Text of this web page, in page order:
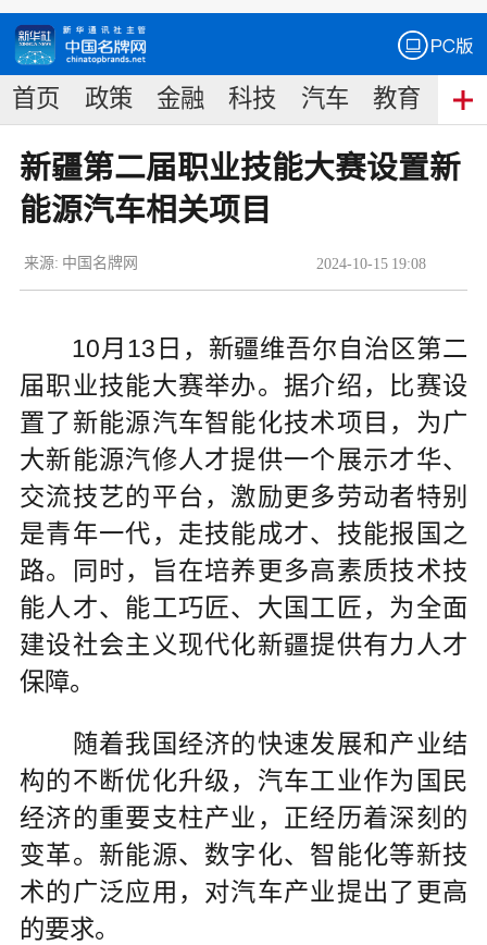
首页 政策 金融 科技 汽车 教育 食
新疆第二届职业技能大赛设置新
能源汽车相关项目
2024-10-15 19:08
来源: 中国名牌网
10月13日，新疆维吾尔自治区第二
届职业技能大赛举办。据介绍，比赛设
置了新能源汽车智能化技术项目，为广
大新能源汽修人才提供一个展示才华、
交流技艺的平台，激励更多劳动者特别
是青年一代，走技能成才、技能报国之
路。同时，旨在培养更多高素质技术技
能人才、能工巧匠、大国工匠，为全面
建设社会主义现代化新疆提供有力人才
保障。
随着我国经济的快速发展和产业结
构的不断优化升级，汽车工业作为国民
经济的重要支柱产业，正经历着深刻的
变革。新能源、数字化、智能化等新技
术的广泛应用，对汽车产业提出了更高
的要求。